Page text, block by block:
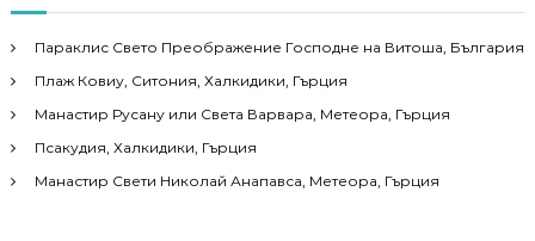
Параклис Свето Преображение Господне на Витоша, България
Плаж Ковиу, Ситония, Халкидики, Гърция
Манастир Русану или Света Варвара, Метеора, Гърция
Псакудия, Халкидики, Гърция
Манастир Свети Николай Анапавса, Метеора, Гърция